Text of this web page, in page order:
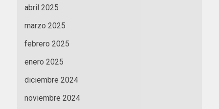
abril 2025
marzo 2025
febrero 2025
enero 2025
diciembre 2024
noviembre 2024